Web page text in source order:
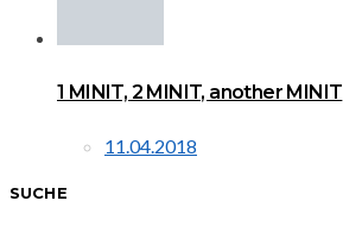
1 MINIT, 2 MINIT, another MINIT
11.04.2018
SUCHE